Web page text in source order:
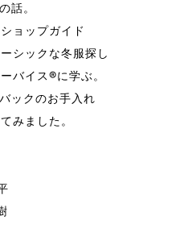
話。
ョップガイド
シックな冬服探し
バイス®︎に学ぶ。
ックのお手入れ
みました。